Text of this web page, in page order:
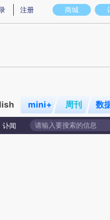
存在偏差。不代表财新观点和立场。
商城
注册
mini+ 周刊 数
讣闻